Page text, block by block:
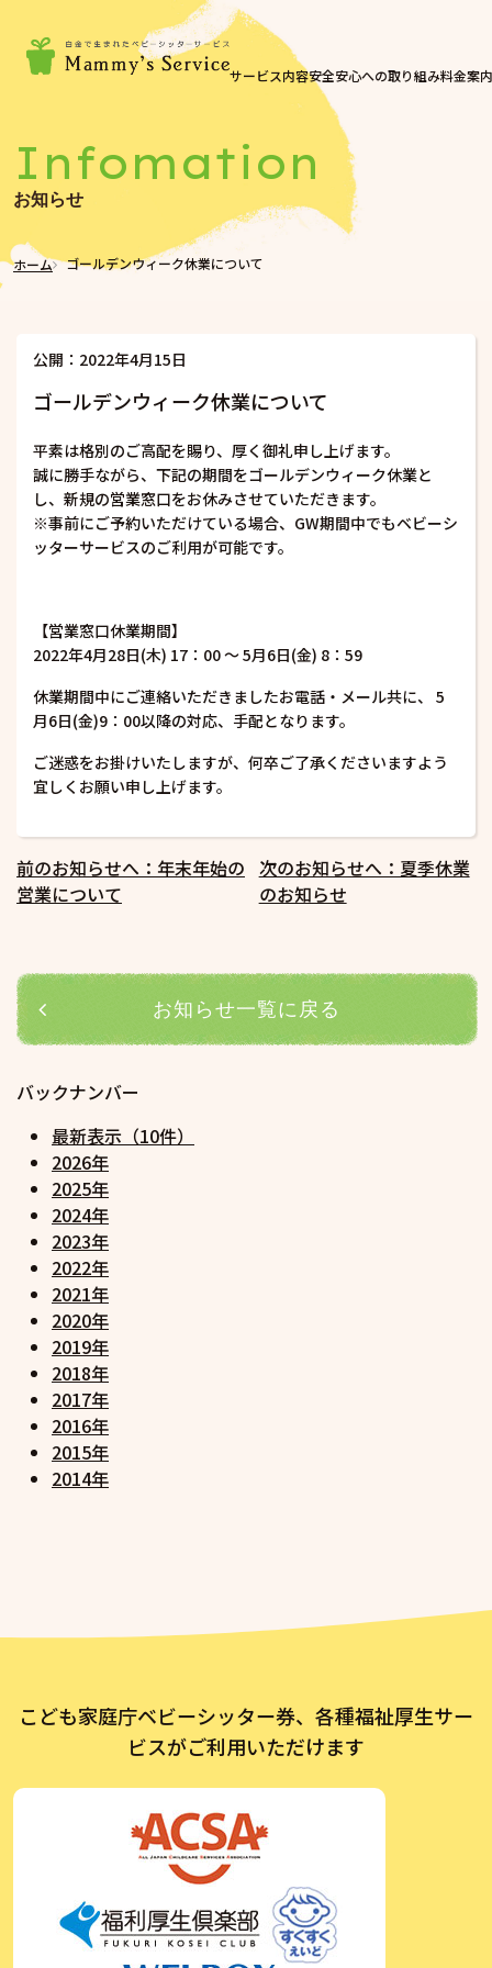
サービス内容安全安心への取り組み料金案内
Infomation
お知らせ
ホーム ゴールデンウィーク休業について
公開：2022年4月15日
ゴールデンウィーク休業について
平素は格別のご高配を賜り、厚く御礼申し上げます。
誠に勝手ながら、下記の期間をゴールデンウィーク休業と
し、新規の営業窓口をお休みさせていただきます。
※事前にご予約いただけている場合、GW期間中でもベビーシ
ッターサービスのご利用が可能です。
【営業窓口休業期間】
2022年4月28日(木) 17：00 ～ 5月6日(金) 8：59
休業期間中にご連絡いただきましたお電話・メール共に、 5
月6日(金)9：00以降の対応、手配となります。
ご迷惑をお掛けいたしますが、何卒ご了承くださいますよう
宜しくお願い申し上げます。
投
稿
ビ
ゲ
ー
ョ
ン
前のお知らせへ：年末年始の
営業について
次のお知らせへ：夏季休業
のお知らせ
お知らせ一覧に戻る
バックナンバー
最新表示（10件）
2026年
2025年
2024年
2023年
2022年
2021年
2020年
2019年
2018年
2017年
2016年
2015年
2014年
こども家庭庁ベビーシッター券、各種福祉厚生サー
ビスがご利用いただけます